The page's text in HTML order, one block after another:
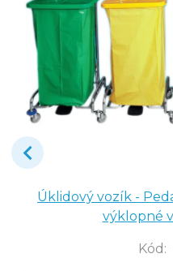
Úklidový vozík -
výklopné
Kód :